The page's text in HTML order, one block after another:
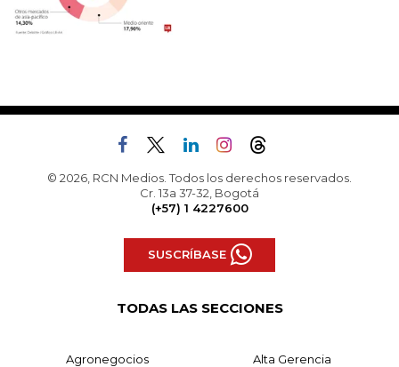
© 2026, RCN Medios. Todos los derechos reservados.
Cr. 13a 37-32, Bogotá
(+57) 1 4227600
SUSCRÍBASE
TODAS LAS SECCIONES
Agronegocios Alta Gerencia